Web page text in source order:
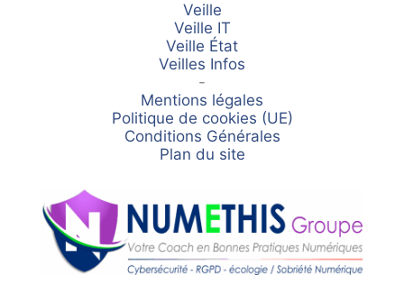
Veille
Veille IT
Veille État
Veilles Infos
-
Mentions légales
Politique de cookies (UE)
Conditions Générales
Plan du site